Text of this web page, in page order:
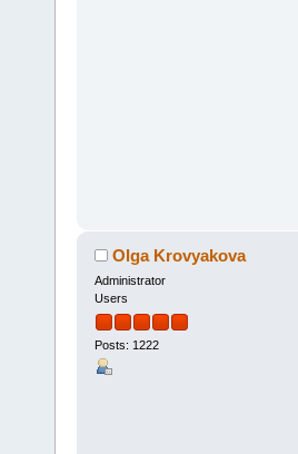
Olga Krovyakova
Administrator
Users
Posts: 1222